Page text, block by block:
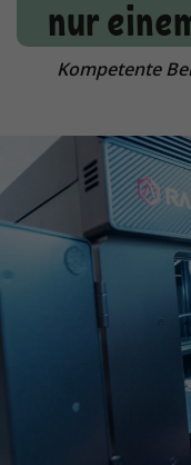
nur
Kompetente